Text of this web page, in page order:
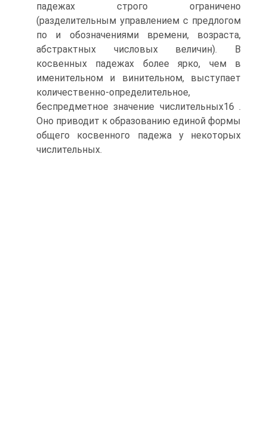
падежах строго ограничено
(разделительным управлением с предлогом
по и обозначениями времени, возраста,
абстрактных числовых величин). В
косвенных падежах более ярко, чем в
именительном и винительном, выступает
количественно-определительное,
беспредметное значение числительных16 .
Оно приводит к образованию единой формы
общего косвенного падежа у некоторых
числительных.